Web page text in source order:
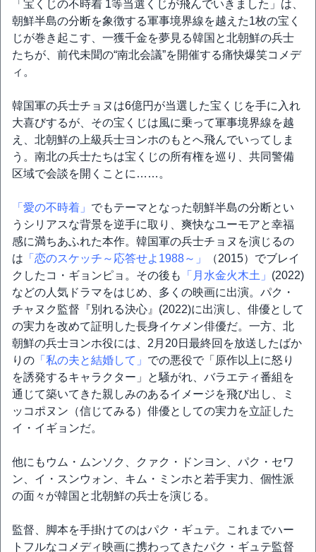
「宝くじの不時着 1等当選くじが飛んでいきました」は、
朝鮮半島の分断を象徴する軍事境界線を越えた1枚の宝く
じが巻き起こす、一獲千金を夢見る韓国と北朝鮮の兵士
たちが、前代未聞の“南北会議”を開催する痛快爆笑コメデ
ィ。
韓国軍の兵士チョヌは6億円が当選した宝くじを手に入れ
大喜びするが、その宝くじは風に乗って軍事境界線を越
え、北朝鮮の上級兵士ヨンホのもとへ飛んでいってしま
う。南北の兵士たちは宝くじの所有権を巡り、共同警備
区域で会談を開くことに……。
「愛の不時着」 でもテーマとなった朝鮮半島の分断とい
うシリアスな背景を逆手に取り、爽快なユーモアと幸福
感に満ちあふれた本作。韓国軍の兵士チョヌを演じるの
は 「恋のスケッチ～応答せよ1988～」
（2015）でブレイ
クしたコ・ギョンピョ。その後も
「月水金火木土」 (2022)
などの人気ドラマをはじめ、多くの映画に出演。パク・
チャヌク監督『別れる決心』(2022)に出演し、俳優として
の実力を改めて証明した長身イケメン俳優だ。一方、北
朝鮮の兵士ヨンホ役には、2月20日最終回を放送したばか
りの 「私の夫と結婚して」 での悪役で「原作以上に怒り
を誘発するキャラクター」と騒がれ、バラエティ番組を
通じて築いてきた親しみのあるイメージを飛び出し、ミ
ッコポヌン（信じてみる）俳優としての実力を立証した
イ・イギョンだ。
他にもウム・ムンソク、クァク・ドンヨン、パク・セワ
ン、イ・スンウォン、キム・ミンホと若手実力、個性派
の面々が韓国と北朝鮮の兵士を演じる。
監督、脚本を手掛けてのはパク・ギュテ。これまでハー
トフルなコメディ映画に携わってきたパク・ギュテ監督